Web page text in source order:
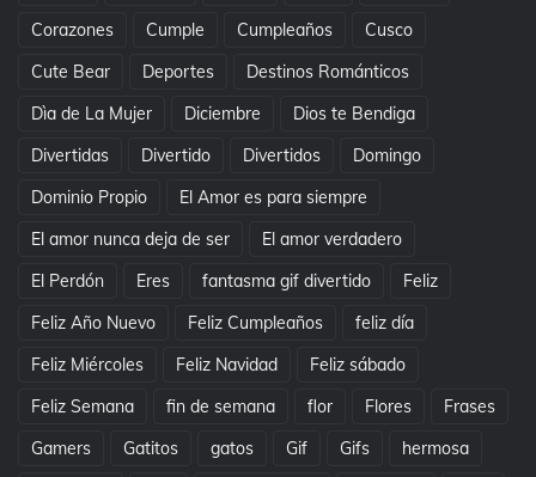
Corazones
Cumple Cumpleaños
Cusco
Cute Bear
Deportes
Destinos Románticos
Dìa de La Mujer
Diciembre
Dios te Bendiga
Divertidas
Divertido Divertidos
Domingo
Dominio Propio
El Amor es para siempre
El amor nunca deja de ser
El amor verdadero
El Perdón
Eres fantasma gif divertido
Feliz
Feliz Año Nuevo
Feliz Cumpleaños
feliz día
Feliz Miércoles
Feliz Navidad
Feliz sábado
Feliz Semana
fin de semana flor Flores
Frases
Gamers
Gatitos gatos Gif Gifs
hermosa